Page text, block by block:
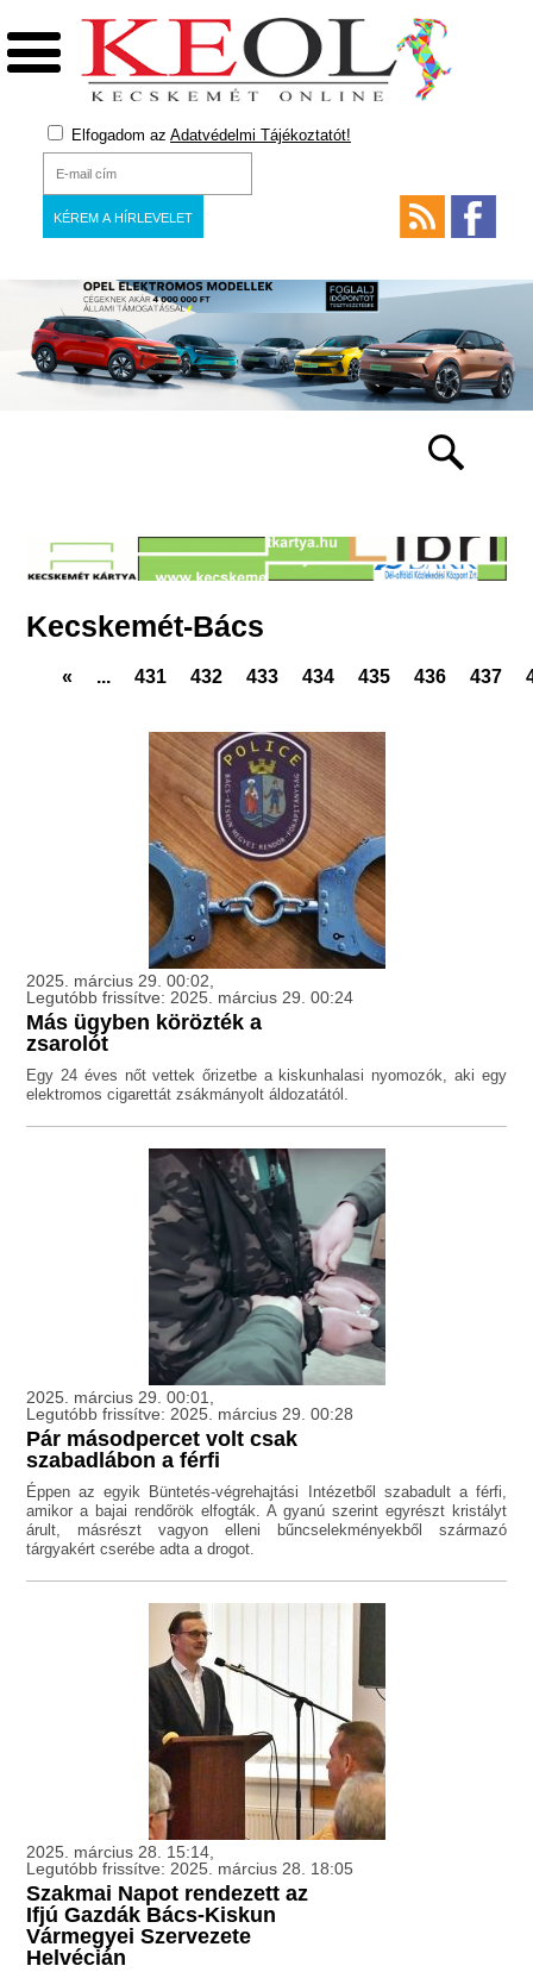
Elfogadom az Adatvédelmi Tájékoztatót!
Kecskemét-Bács
« ... 431 432 433 434 435 436 437
2025. március 29. 00:02,
Legutóbb frissítve: 2025. március 29. 00:24
Más ügyben körözték a
zsarolót
Egy 24 éves nőt vettek őrizetbe a kiskunhalasi nyomozók, aki egy
elektromos cigarettát zsákmányolt áldozatától.
2025. március 29. 00:01,
Legutóbb frissítve: 2025. március 29. 00:28
Pár másodpercet volt csak
szabadlábon a férfi
Éppen az egyik Büntetés-végrehajtási Intézetből szabadult a férfi,
amikor a bajai rendőrök elfogták. A gyanú szerint egyrészt kristályt
árult, másrészt vagyon elleni bűncselekményekből származó
tárgyakért cserébe adta a drogot.
2025. március 28. 15:14,
Legutóbb frissítve: 2025. március 28. 18:05
Szakmai Napot rendezett az
Ifjú Gazdák Bács-Kiskun
Vármegyei Szervezete
Helvécián